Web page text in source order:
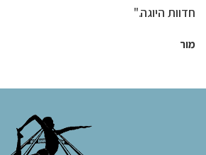
חדוות היוגה."​
מור